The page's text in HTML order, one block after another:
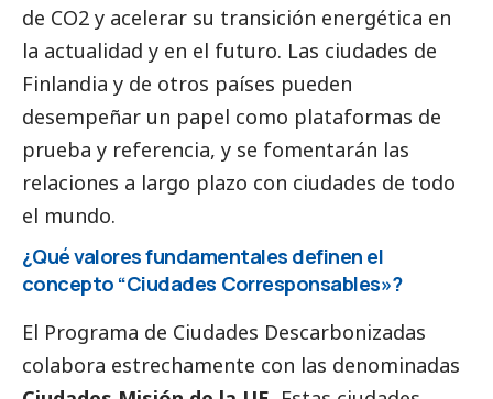
de CO2 y acelerar su transición energética en
la actualidad y en el futuro. Las ciudades de
Finlandia y de otros países pueden
desempeñar un papel como plataformas de
prueba y referencia, y se fomentarán las
relaciones a largo plazo con ciudades de todo
el mundo.
¿Qué valores fundamentales definen el
concepto “Ciudades Corresponsables»?
El Programa de Ciudades Descarbonizadas
colabora estrechamente con las denominadas